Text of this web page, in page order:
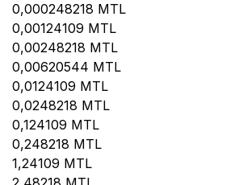
0,000248218 MTL
0,00124109 MTL
0,00248218 MTL
0,00620544 MTL
0,0124109 MTL
0,0248218 MTL
0,124109 MTL
0,248218 MTL
1,24109 MTL